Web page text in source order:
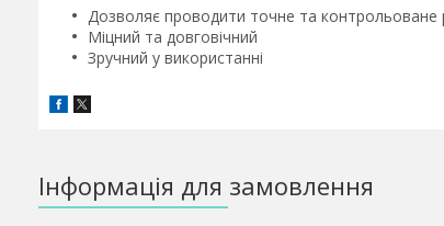
Дозволяє проводити точне та контрольоване
Міцний та довговічний
Зручний у використанні
Інформація для замовлення